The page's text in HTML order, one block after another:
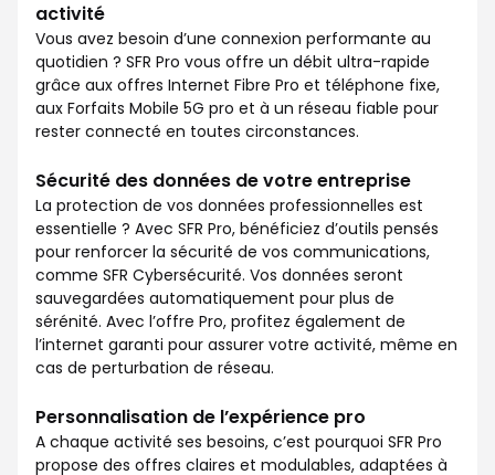
activité
Vous avez besoin d’une connexion performante au
quotidien ? SFR Pro vous offre un débit ultra-rapide
grâce aux offres Internet Fibre Pro et téléphone fixe,
aux Forfaits Mobile 5G pro et à un réseau fiable pour
rester connecté en toutes circonstances.
Sécurité des données de votre entreprise
La protection de vos données professionnelles est
essentielle ? Avec SFR Pro, bénéficiez d’outils pensés
pour renforcer la sécurité de vos communications,
comme SFR Cybersécurité. Vos données seront
sauvegardées automatiquement pour plus de
sérénité. Avec l’offre Pro, profitez également de
l’internet garanti pour assurer votre activité, même en
cas de perturbation de réseau.
Personnalisation de l’expérience pro
A chaque activité ses besoins, c’est pourquoi SFR Pro
propose des offres claires et modulables, adaptées à